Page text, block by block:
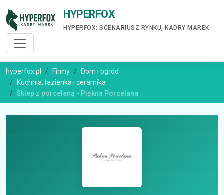
HYPERFOX
HYPERFOX: SCENARIUSZ RYNKU, KADRY MAREK
hyperfox.pl Firmy
Dom i ogród
Kuchnia, łazienka i ceramika
Sklep z porcelaną - Piękna Porcelana